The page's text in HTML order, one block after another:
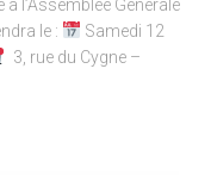
l’Assemblée Générale
le :
Samedi 12
3, rue du Cygne –